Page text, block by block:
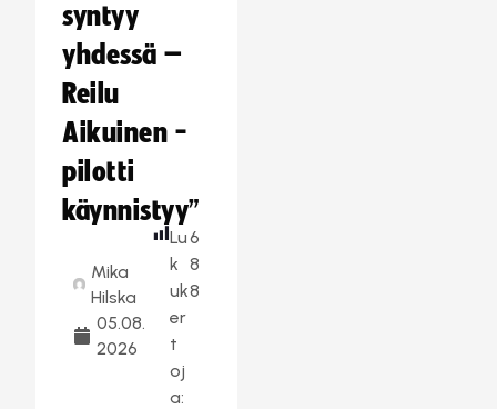
syntyy
yhdessä –
Reilu
Aikuinen -
pilotti
käynnistyy”
Mika
Hilska
05.08.
2026
Lu
k
uk
er
t
oj
a:
6
8
8